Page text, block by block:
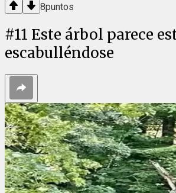
8puntos
#11 Este árbol parece
escabulléndose